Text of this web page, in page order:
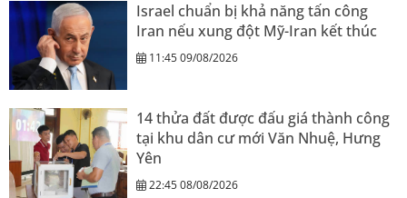
Israel chuẩn bị khả năng tấn công
Iran nếu xung đột Mỹ-Iran kết thúc
11:45 09/08/2026
14 thửa đất được đấu giá thành công
tại khu dân cư mới Văn Nhuệ, Hưng
Yên
22:45 08/08/2026